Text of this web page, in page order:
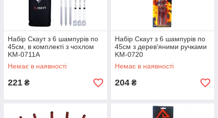
Набір Скаут з 6 шампурів по
45см, в комплекті з чохлом
KM-0711А
Немає в наявності
221 ₴
Набір Скаут з 6 шампурів по
45см з дерев'яними ручками
KM-0720
Немає в наявності
204 ₴